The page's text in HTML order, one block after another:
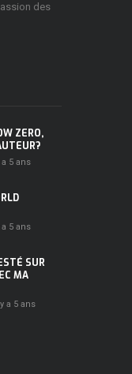
des
ZERO,
a 5 ans
a 5 ans
SUR
MA
a 5 ans